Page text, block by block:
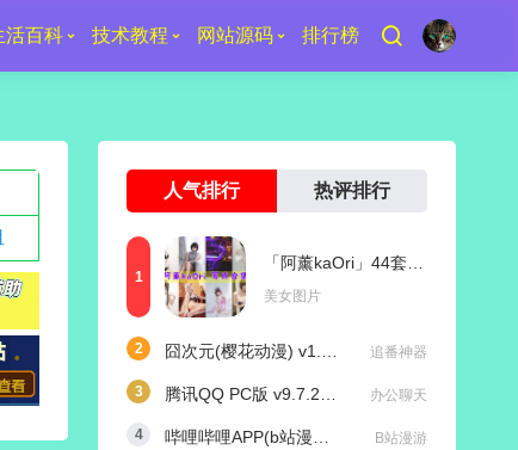
活百科 技术教程 网站源码 排行榜
人气排行 热评排行
美女图片
追番神器
办公聊天
B站漫游